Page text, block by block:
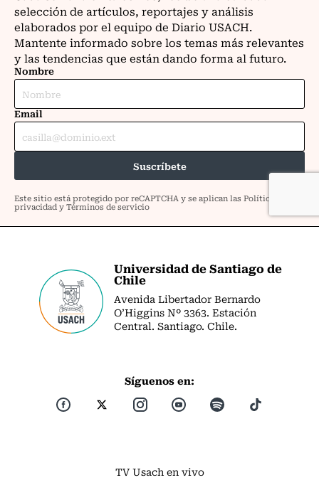
Universidad de Santiago de
Chile
Avenida Libertador Bernardo
O’Higgins Nº 3363. Estación
Central. Santiago. Chile.
Síguenos en:
TV Usach en vivo